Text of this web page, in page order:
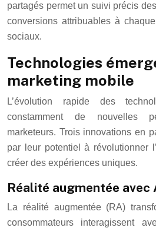
partagés permet un suivi précis
conversions attribuables à
sociaux.
Technologies
marketing mobile
L’évolution rapide des
constamment de nouvelles
marketeurs. Trois innovations en
par leur potentiel à révolutionner
créer des expériences uniques.
Réalité augmentée avec
La réalité augmentée (RA)
consommateurs interagissent